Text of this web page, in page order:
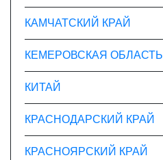
КАМЧАТСКИЙ КРАЙ
КЕМЕРОВСКАЯ ОБЛАСТЬ
КИТАЙ
КРАСНОДАРСКИЙ КРАЙ
КРАСНОЯРСКИЙ КРАЙ